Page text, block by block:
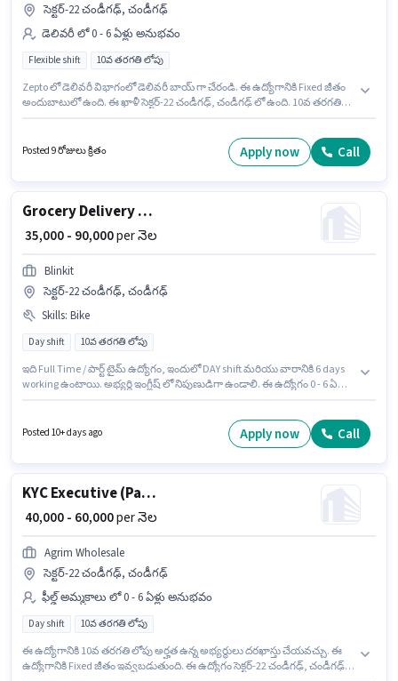
సెక్టర్-22 చండీగఢ్, చండీగఢ్
డెలివరీ లో 0 - 6 ఏళ్లు అనుభవం
Flexible shift 10వ తరగతి లోపు
Zepto లో డెలివరీ విభాగంలో డెలివరీ బాయ్ గా చేరండి. ఈ ఉద్యోగానికి Fixed జీతం
అందుబాటులో ఉంది. ఈ ఖాళీ సెక్టర్-22 చండీగఢ్, చండీగఢ్ లో ఉంది. 10వ తరగతి
Time ఉద్యోగం, ఇందులో FLEXIBLE shift మరియు వారానికి 6 days working
Posted 9 రోజులు క్రితం Apply now Call
Grocery Delivery Boy
₹ 35,000 - 90,000per నెల
Blinkit
సెక్టర్-22 చండీగఢ్, చండీగఢ్
Skills: Bike
Day shift 10వ తరగతి లోపు
ఇది Full Time / పార్ట్ టైమ్ ఉద్యోగం, ఇందులో DAY shift మరియు వారానికి 6 days
working ఉంటాయి. అభ్యర్థి ఇంగ్లీష్ లో నిపుణుడిగా ఉండాలి. ఈ ఉద్యోగం 0 - 6 ఏళ్లు
లో ఉంది. ఈ ఉద్యోగానికి Fixed జీతం ఇవ్వబడుతుంది.
Posted 10+ days ago Apply now Call
KYC Executive (Part-Time)
₹ 40,000 - 60,000per నెల
Agrim Wholesale
సెక్టర్-22 చండీగఢ్, చండీగఢ్
ఫీల్డ్ అమ్మకాలు లో 0 - 6 ఏళ్లు అనుభవం
Day shift 10వ తరగతి లోపు
ఈ ఉద్యోగానికి 10వ తరగతి లోపు అర్హత ఉన్న అభ్యర్థులు దరఖాస్తు చేయవచ్చు. ఈ
ఉద్యోగానికి Fixed జీతం ఇవ్వబడుతుంది. ఈ ఉద్యోగం సెక్టర్-22 చండీగఢ్, చండీగఢ్